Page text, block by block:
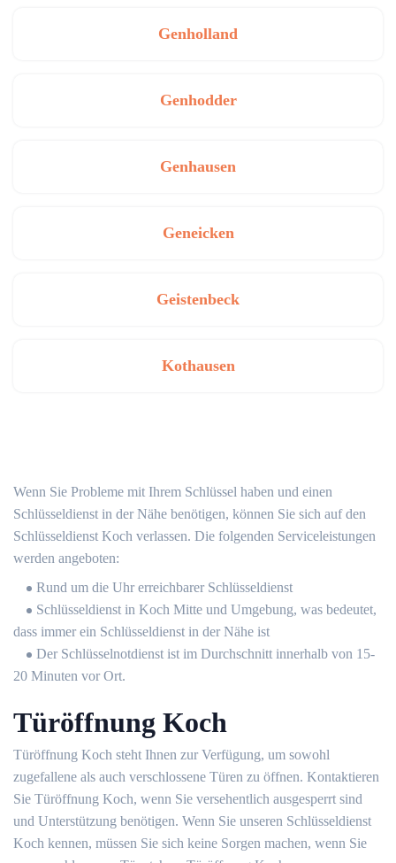
Genholland
Genhodder
Genhausen
Geneicken
Geistenbeck
Kothausen
Wenn Sie Probleme mit Ihrem Schlüssel haben und einen
Schlüsseldienst in der Nähe benötigen, können Sie sich auf den
Schlüsseldienst Koch verlassen. Die folgenden Serviceleistungen
werden angeboten:
Rund um die Uhr erreichbarer Schlüsseldienst
Schlüsseldienst in Koch Mitte und Umgebung, was bedeutet,
dass immer ein Schlüsseldienst in der Nähe ist
Der Schlüsselnotdienst ist im Durchschnitt innerhalb von 15-
20 Minuten vor Ort.
Türöffnung Koch
Türöffnung Koch steht Ihnen zur Verfügung, um sowohl
zugefallene als auch verschlossene Türen zu öffnen. Kontaktieren
Sie Türöffnung Koch, wenn Sie versehentlich ausgesperrt sind
und Unterstützung benötigen. Wenn Sie unseren Schlüsseldienst
Koch kennen, müssen Sie sich keine Sorgen machen, wenn Sie